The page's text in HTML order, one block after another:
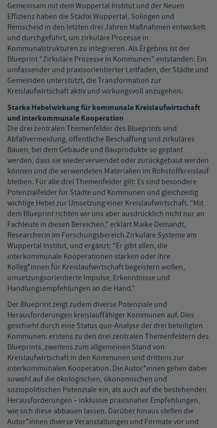
Gemeinsam mit dem Wuppertal Institut und der Neuen
Effizienz haben die Städte Wuppertal, Solingen und
Remscheid in den letzten drei Jahren Maßnahmen entwickelt
und durchgeführt, um zirkuläre Prozesse in
Kommunalstrukturen zu integrieren. Als Ergebnis ist der
Blueprint "Zirkuläre Prozesse in Kommunen" entstanden: Ein
umfassender und praxisorientierter Leitfaden, der Städte und
Gemeinden unterstützt, die Transformation zur
Kreislaufwirtschaft aktiv und wirkungsvoll anzugehen.
Starke Hebelwirkung für kommunale Kreislaufwirtschaft
und interkommunale Kooperation
Die drei zentralen Themenfelder des Blueprints sind
Abfallvermeidung, öffentliche Beschaffung und zirkuläres
Bauen, bei dem Gebäude und Bauprodukte so geplant
werden, dass sie wiederverwendet oder zurückgebaut werden
können und die verwendeten Materialien im Rohstoffkreislauf
bleiben. Für alle drei Themenfelder gilt: Es sind besondere
Potenzialfelder für Städte und Kommunen und gleichzeitig
wichtige Hebel zur Umsetzung einer Kreislaufwirtschaft. "Mit
dem Blueprint richten wir uns aber ausdrücklich nicht nur an
Fachleute in diesen Bereichen," erklärt Maike Demandt,
Researcherin im Forschungsbereich Zirkuläre Systeme am
Wuppertal Institut, und ergänzt: "Er gibt allen, die
interkommunale Kooperationen stärken oder ihre
Kolleg*innen für Kreislaufwirtschaft begeistern wollen,
umsetzungsorientierte Impulse, Erkenntnisse und
Handlungsempfehlungen an die Hand."
Der Blueprint zeigt zudem diverse Potenziale und
Herausforderungen kreislauffähiger Kommunen auf. Dies
geschieht durch eine Status quo-Analyse der drei beteiligten
Kommunen: erstens zu den drei zentralen Themenfeldern des
Blueprints, zweitens zum allgemeinen Stand von
Kreislaufwirtschaft in den Kommunen und drittens zur
interkommunalen Kooperation. Die Autor*innen gehen dabei
sowohl auf die ökologischen, ökonomischen und
soziopolitischen Potenziale ein, als auch auf die bestehenden
Herausforderungen – inklusive praxisnaher Empfehlungen,
wie sich diese abbauen lassen. Darüber hinaus stellen die
Autor*innen diverse Veranstaltungen und Formate vor und